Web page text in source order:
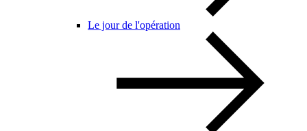
Le jour de l'opération